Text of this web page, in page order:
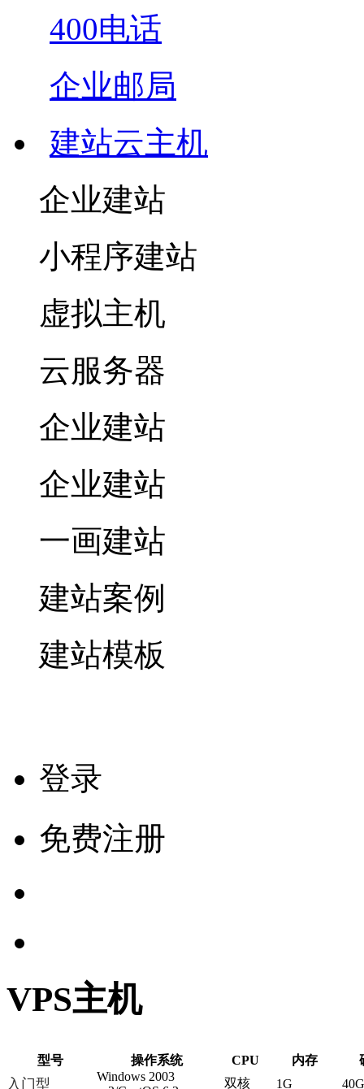
400电话
企业邮局
建站云主机
企业建站
小程序建站
虚拟主机
云服务器
企业建站
企业建站
一画建站
建站案例
建站模板
登录
免费注册
VPS主机
型号 操作系统 CPU 内存
入门型
Windows 2003
双核 1G 40G